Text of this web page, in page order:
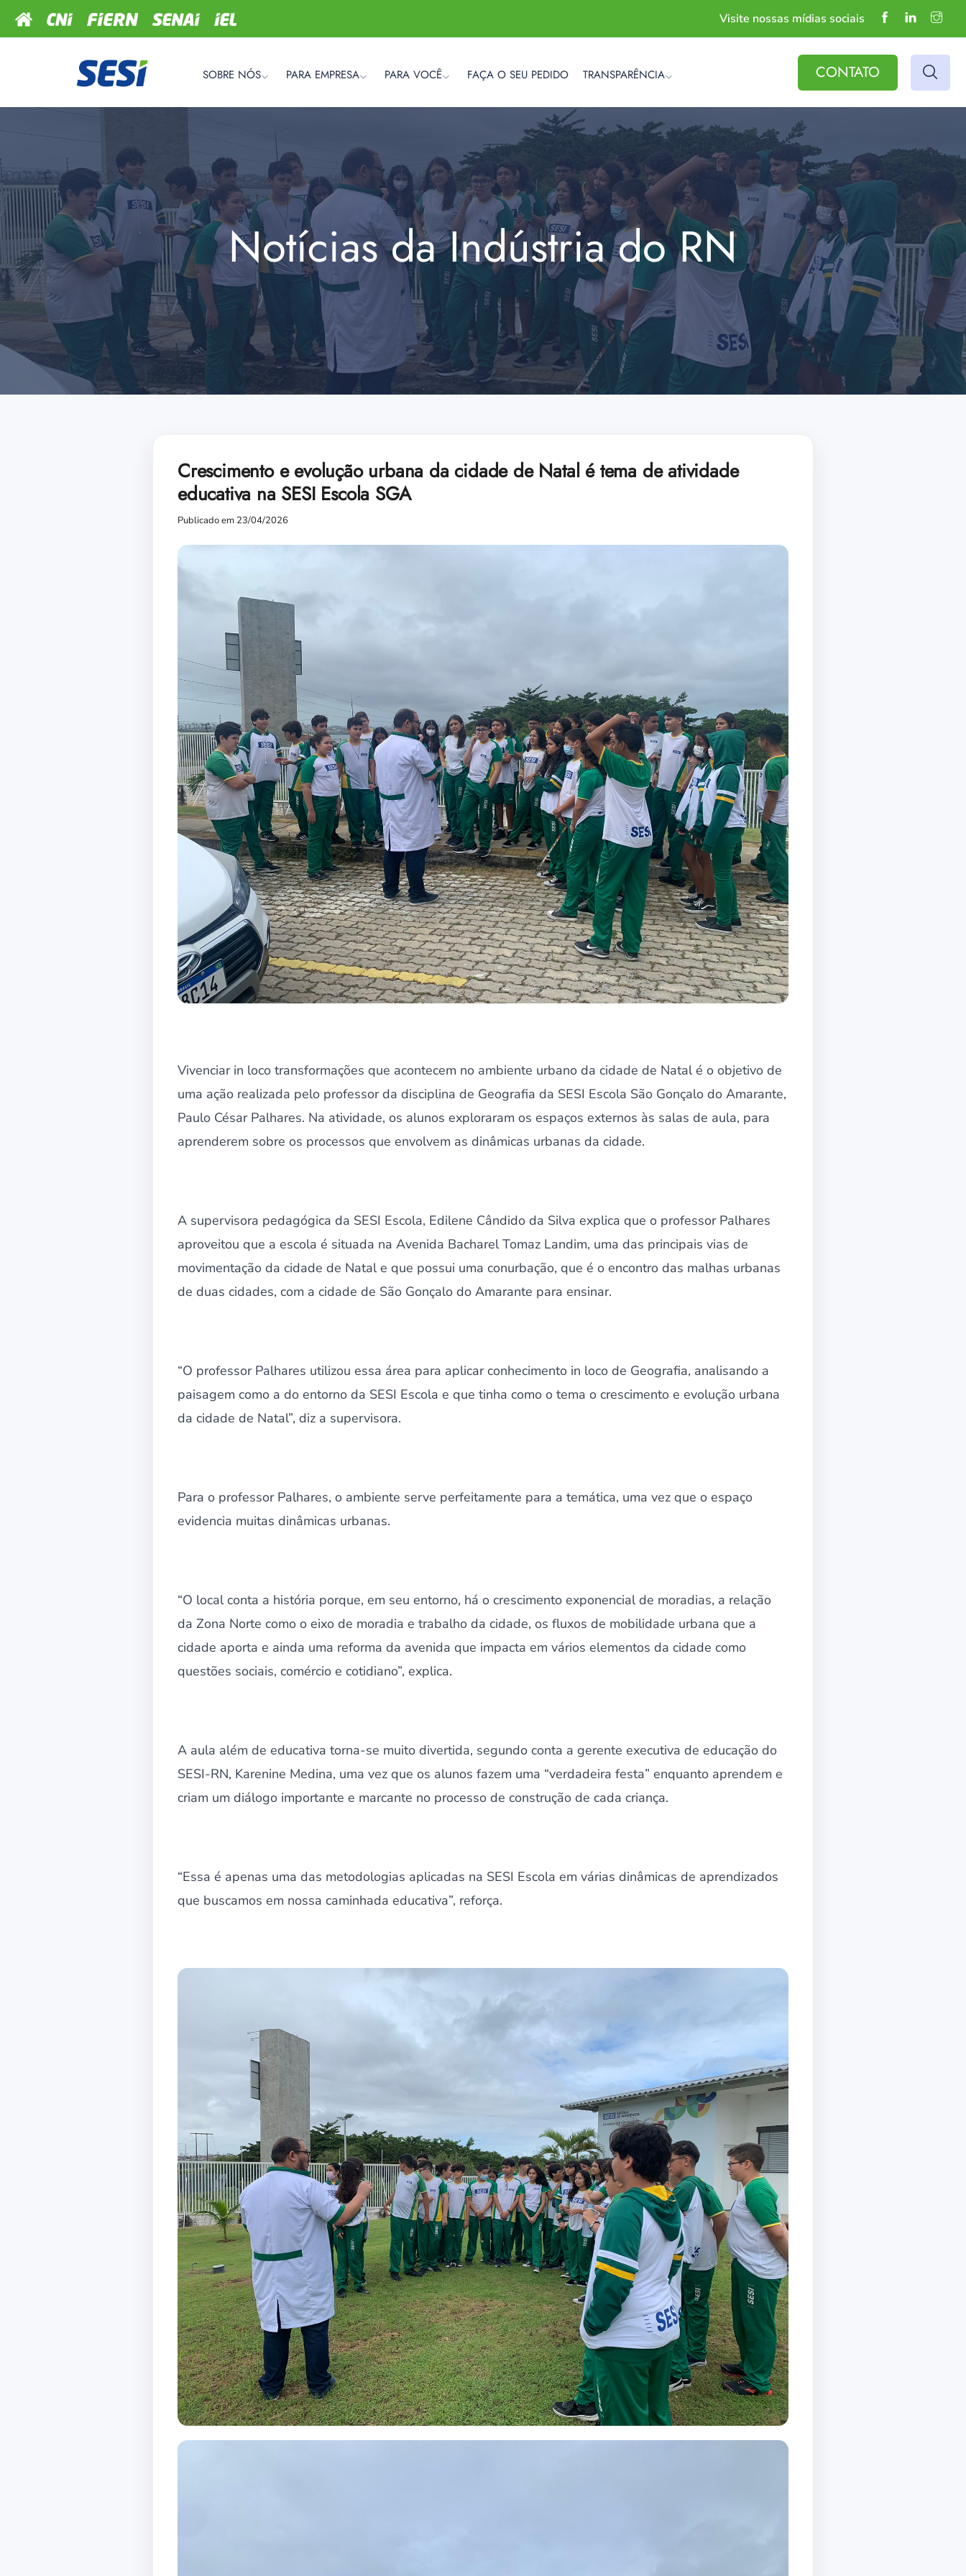
Visite nossas mídias sociais
SOBRE NÓS PARA EMPRESA PARA VOCÊ FAÇA O SEU PEDIDO TRANSPARÊNCIA CONTATO
Notícias da Indústria do RN
Crescimento e evolução urbana da cidade de Natal é tema de atividade
educativa na SESI Escola SGA
Publicado em 23/04/2026
Vivenciar in loco transformações que acontecem no ambiente urbano da cidade de Natal é o objetivo de
uma ação realizada pelo professor da disciplina de Geografia da SESI Escola São Gonçalo do Amarante,
Paulo César Palhares. Na atividade, os alunos exploraram os espaços externos às salas de aula, para
aprenderem sobre os processos que envolvem as dinâmicas urbanas da cidade.
A supervisora pedagógica da SESI Escola, Edilene Cândido da Silva explica que o professor Palhares
aproveitou que a escola é situada na Avenida Bacharel Tomaz Landim, uma das principais vias de
movimentação da cidade de Natal e que possui uma conurbação, que é o encontro das malhas urbanas
de duas cidades, com a cidade de São Gonçalo do Amarante para ensinar.
“O professor Palhares utilizou essa área para aplicar conhecimento in loco de Geografia, analisando a
paisagem como a do entorno da SESI Escola e que tinha como o tema o crescimento e evolução urbana
da cidade de Natal”, diz a supervisora.
Para o professor Palhares, o ambiente serve perfeitamente para a temática, uma vez que o espaço
evidencia muitas dinâmicas urbanas.
“O local conta a história porque, em seu entorno, há o crescimento exponencial de moradias, a relação
da Zona Norte como o eixo de moradia e trabalho da cidade, os fluxos de mobilidade urbana que a
cidade aporta e ainda uma reforma da avenida que impacta em vários elementos da cidade como
questões sociais, comércio e cotidiano”, explica.
A aula além de educativa torna-se muito divertida, segundo conta a gerente executiva de educação do
SESI-RN, Karenine Medina, uma vez que os alunos fazem uma “verdadeira festa” enquanto aprendem e
criam um diálogo importante e marcante no processo de construção de cada criança.
“Essa é apenas uma das metodologias aplicadas na SESI Escola em várias dinâmicas de aprendizados
que buscamos em nossa caminhada educativa”, reforça.